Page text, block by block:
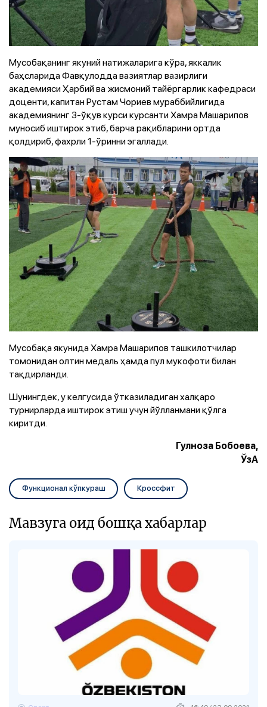
Мусобақанинг якуний натижаларига кўра, яккалик
баҳсларида Фавқулодда вазиятлар вазирлиги
академияси Ҳарбий ва жисмоний тайёргарлик кафедраси
доценти, капитан Рустам Чориев мураббийлигида
академиянинг 3-ўқув курси курсанти Хамра Машарипов
муносиб иштирок этиб, барча рақибларини ортда
қолдириб, фахрли 1-ўринни эгаллади.
Мусобақа якунида Хамра Машарипов ташкилотчилар
томонидан олтин медаль ҳамда пул мукофоти билан
тақдирланди.
Шунингдек, у келгусида ўтказиладиган халқаро
турнирларда иштирок этиш учун йўлланмани қўлга
киритди.
Гулноза Бобоева,
ЎзА
Функционал кўпкураш Кроссфит
Мавзуга оид бошқа хабарлар